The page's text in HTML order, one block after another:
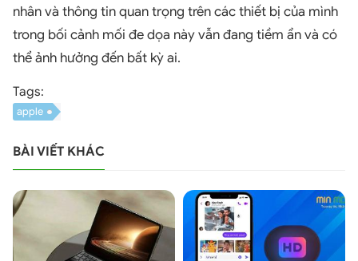
nhân và thông tin quan trọng trên các thiết bị của mình
trong bối cảnh mối đe dọa này vẫn đang tiềm ẩn và có
thể ảnh hưởng đến bất kỳ ai.
Tags:
apple
BÀI VIẾT KHÁC